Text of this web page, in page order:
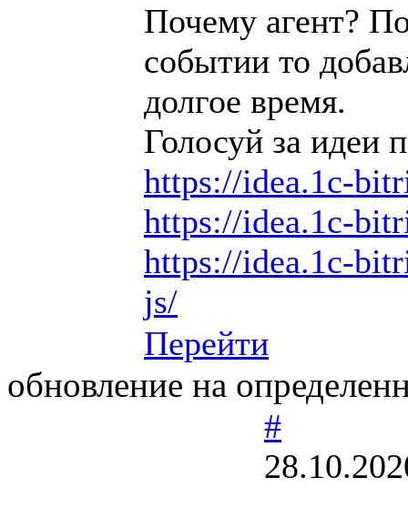
Почему агент?
событии то
долгое время.
Голосуй за идеи
https://idea.1c-
https://idea.1c-
https://idea.1c-
js/
Перейти
обновление на
#